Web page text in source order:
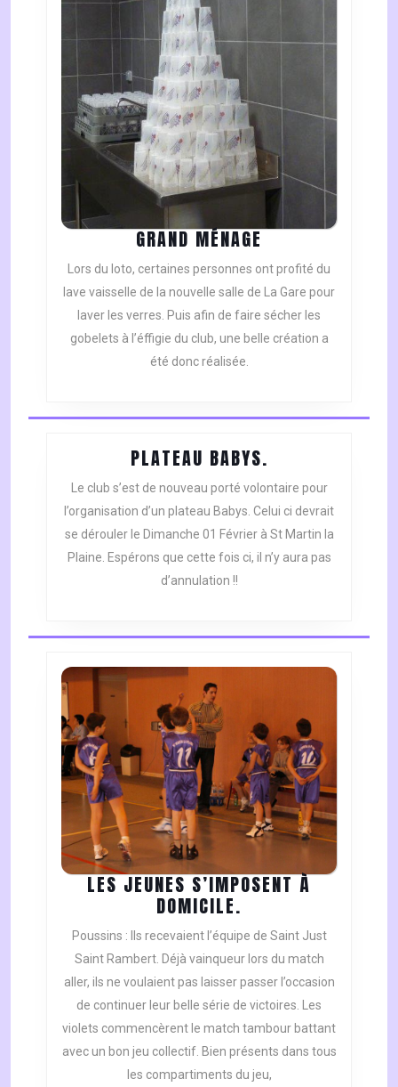
GRAND MÉNAGEGRAND
MÉNAGE
Lors du loto, certaines personnes ont profité du
lave vaisselle de la nouvelle salle de La Gare pour
laver les verres. Puis afin de faire sécher les
gobelets à l’éffigie du club, une belle création a
été donc réalisée.
PLATEAU BABYS.
BABYS.
Le club s’est de nouveau porté volontaire pour
l’organisation d’un plateau Babys. Celui ci devrait
se dérouler le Dimanche 01 Février à St Martin la
Plaine. Espérons que cette fois ci, il n’y aura pas
d’annulation !!
LES JEUNES S’IMPOSENT À
DOMICILE.
JEUNES
S’IMPOSENT
À
DOMICILE.
Poussins : Ils recevaient l’équipe de Saint Just
Saint Rambert. Déjà vainqueur lors du match
aller, ils ne voulaient pas laisser passer l’occasion
de continuer leur belle série de victoires. Les
violets commencèrent le match tambour battant
avec un bon jeu collectif. Bien présents dans tous
les compartiments du jeu,